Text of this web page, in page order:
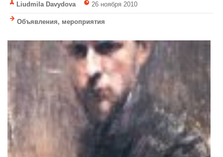
Liudmila Davydova 26 ноября 2010
Объявления, мероприятия